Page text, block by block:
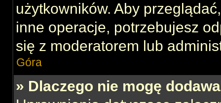
użytkowników. Aby
inne operacje, potrzebujesz
się z moderatorem lub
Góra
» Dlaczego nie mogę